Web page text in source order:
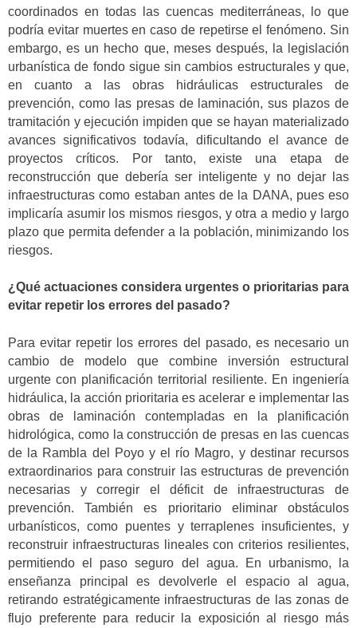
coordinados en todas las cuencas mediterráneas, lo que
podría evitar muertes en caso de repetirse el fenómeno. Sin
embargo, es un hecho que, meses después, la legislación
urbanística de fondo sigue sin cambios estructurales y que,
en cuanto a las obras hidráulicas estructurales de
prevención, como las presas de laminación, sus plazos de
tramitación y ejecución impiden que se hayan materializado
avances significativos todavía, dificultando el avance de
proyectos críticos. Por tanto, existe una etapa de
reconstrucción que debería ser inteligente y no dejar las
infraestructuras como estaban antes de la DANA, pues eso
implicaría asumir los mismos riesgos, y otra a medio y largo
plazo que permita defender a la población, minimizando los
riesgos.
¿Qué actuaciones considera urgentes o prioritarias para
evitar repetir los errores del pasado?
Para evitar repetir los errores del pasado, es necesario un
cambio de modelo que combine inversión estructural
urgente con planificación territorial resiliente. En ingeniería
hidráulica, la acción prioritaria es acelerar e implementar las
obras de laminación contempladas en la planificación
hidrológica, como la construcción de presas en las cuencas
de la Rambla del Poyo y el río Magro, y destinar recursos
extraordinarios para construir las estructuras de prevención
necesarias y corregir el déficit de infraestructuras de
prevención. También es prioritario eliminar obstáculos
urbanísticos, como puentes y terraplenes insuficientes, y
reconstruir infraestructuras lineales con criterios resilientes,
permitiendo el paso seguro del agua. En urbanismo, la
enseñanza principal es devolverle el espacio al agua,
retirando estratégicamente infraestructuras de las zonas de
flujo preferente para reducir la exposición al riesgo más